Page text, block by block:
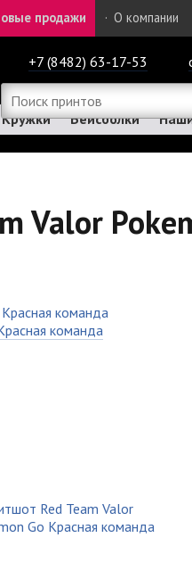
продажи · О компании
+7 (8482) 63-17-53
Кружки Бейсболки
Valor
команда